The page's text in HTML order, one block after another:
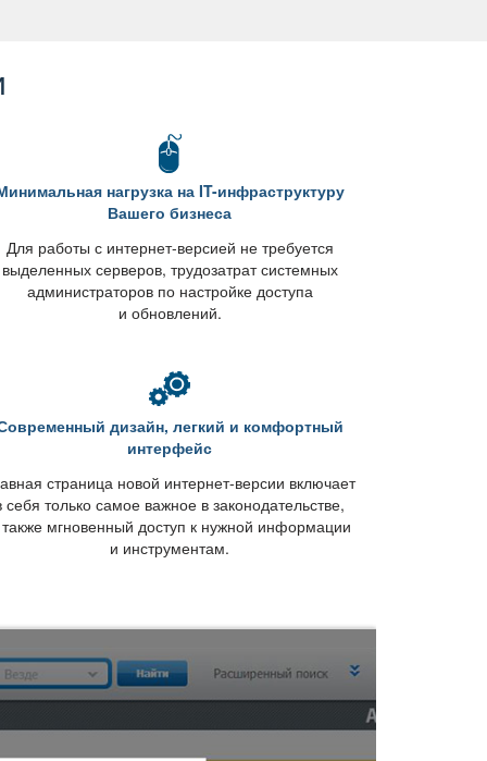
нагрузка на IT-инфраструктуру
ашего бизнеса
Для работы с интернет-версией не требуется
ыделенных серверов, трудозатрат системных
администраторов по настройке доступа
и обновлений.
дизайн, легкий и комфортный
интерфейс
страница новой интернет-версии включает
только самое важное в законодательстве,
мгновенный доступ к нужной информации
и инструментам.